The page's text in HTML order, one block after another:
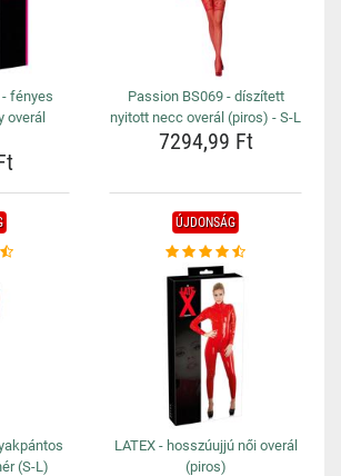
fényes
overál
Passion BS069 - díszített
nyitott necc overál (piros) - S-L
7294,99 Ft
(S-L)
ÚJDONSÁG
LATEX - hosszúujjú női overál
(piros)